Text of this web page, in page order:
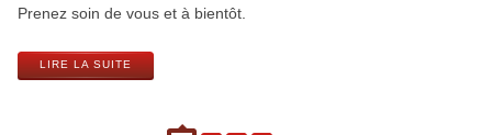
Prenez soin de vous et à bientôt.
LIRE LA SUITE